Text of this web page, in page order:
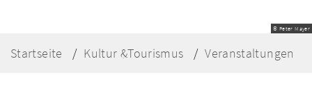
© Peter Mayer
Startseite Kultur &Tourismus Veranstaltungen